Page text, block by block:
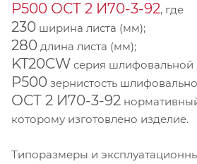
P500 ОСТ 2 И70-3-92, где
230 ширина листа (мм);
280 длина листа (мм);
KT20CW серия шлифовальной
P500 зернистость
ОСТ 2 И70-3-92
которому изготовлено изделие.
Типоразмеры и